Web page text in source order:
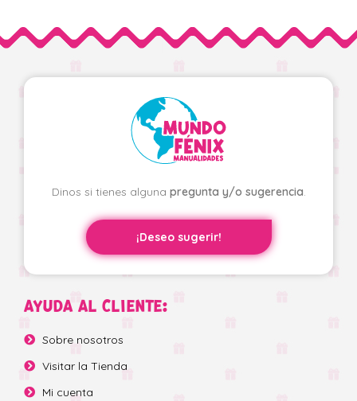
Dinos si tienes alguna pregunta y/o sugerencia.
¡Deseo sugerir!
AYUDA AL CLIENTE:
Sobre nosotros
Visitar la Tienda
Mi cuenta